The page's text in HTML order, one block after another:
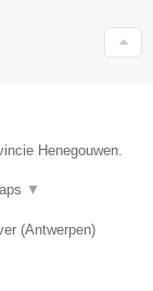
Henegouwen.
▼
(Antwerpen)